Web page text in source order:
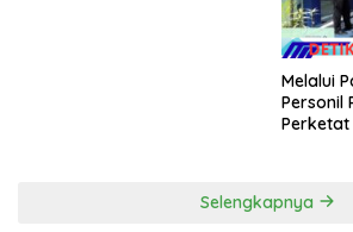
Melalui
Personil
Perketat
Selengkapnya